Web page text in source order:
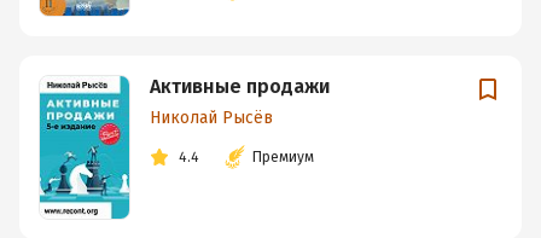
Активные продажи
Николай Рысёв
4.4 Премиум